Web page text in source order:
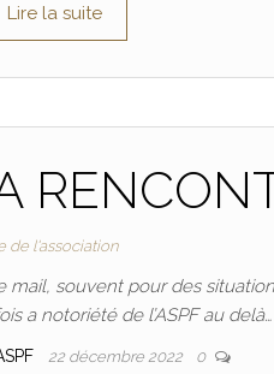
Lire la suite
de l'association
souvent pour des
a notoriété de l’ASPF au delà…
22 décembre 2022 0